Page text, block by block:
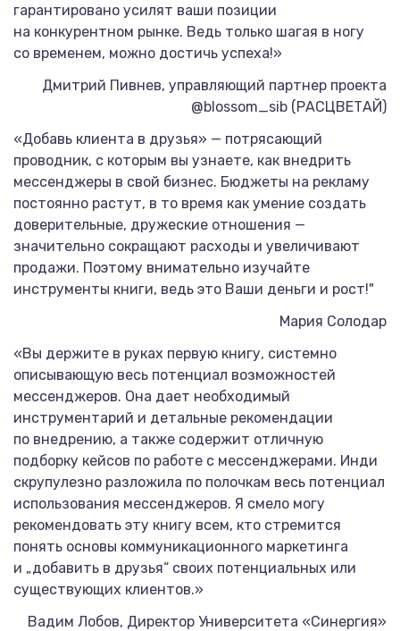
гарантировано усилят ваши позиции
на конкурентном рынке. Ведь только шагая в ногу
со временем, можно достичь успеха!»
Дмитрий Пивнев, управляющий партнер проекта
@blossom_sib (РАСЦВЕТАЙ)
«Добавь клиента в друзья» — потрясающий
проводник, с которым вы узнаете, как внедрить
мессенджеры в свой бизнес. Бюджеты на рекламу
постоянно растут, в то время как умение создать
доверительные, дружеские отношения —
значительно сокращают расходы и увеличивают
продажи. Поэтому внимательно изучайте
инструменты книги, ведь это Ваши деньги и рост!"
Мария Солодар
«Вы держите в руках первую книгу, системно
описывающую весь потенциал возможностей
мессенджеров. Она дает необходимый
инструментарий и детальные рекомендации
по внедрению, а также содержит отличную
подборку кейсов по работе с мессенджерами. Инди
скрупулезно разложила по полочкам весь потенциал
использования мессенджеров. Я смело могу
рекомендовать эту книгу всем, кто стремится
понять основы коммуникационного маркетинга
и „добавить в друзья“ своих потенциальных или
существующих клиентов.»
Вадим Лобов, Директор Университета «Синергия»